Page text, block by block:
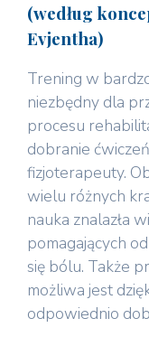
(według
Evjentha)
Trening w
niezbędny dla
procesu
dobranie
fizjoterapeuty.
wielu różnych
nauka znalazła
pomagających
się bólu. Także
możliwa jest
odpowiednio